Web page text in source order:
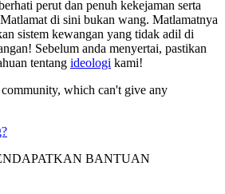
perut dan penuh kekejaman serta
di sini bukan wang. Matlamatnya
sistem kewangan yang tidak adil di
Sebelum anda menyertai, pastikan
tentang ideologi kami!
which can't give any
BANTUAN